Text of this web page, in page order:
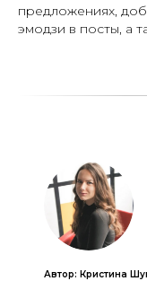
предложениях,
эмодзи в посты, а
Автор: Кристина